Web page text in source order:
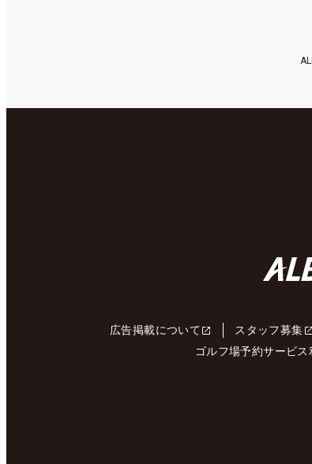
広告掲載について スタッフ募集
ゴルフ場予約サービス